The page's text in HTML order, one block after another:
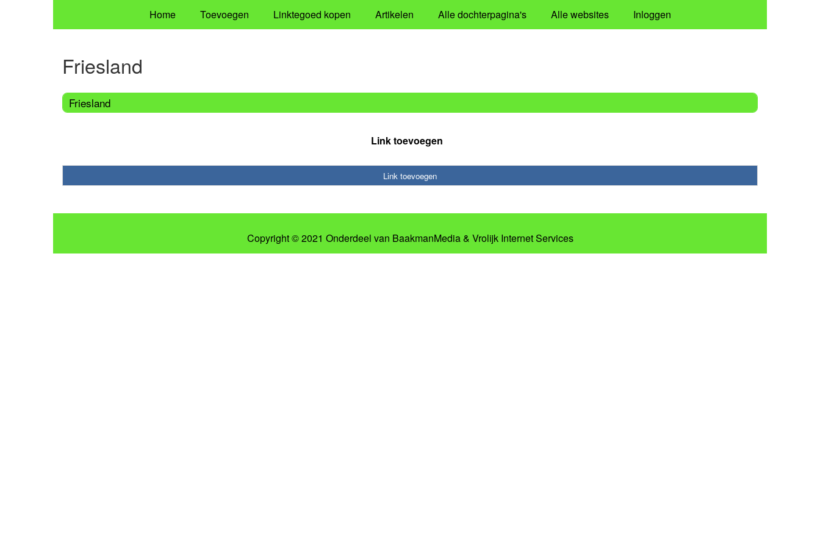
Home Toevoegen Linktegoed kopen Artikelen Alle dochterpagina's Alle websites Inloggen
Friesland
Friesland
Link toevoegen
Link toevoegen
Copyright © 2021 Onderdeel van BaakmanMedia& Vrolijk Internet Services